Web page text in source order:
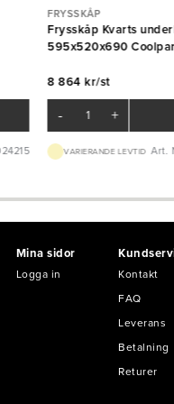
FRYSSKÅP
Frysskåp Kvarts
595x520x690
8 864 kr/st
- +
VARIERANDE LEVTID Art.
Mina sidor
Logga in
Kontakt
FAQ
Leverans
Betalning
Returer